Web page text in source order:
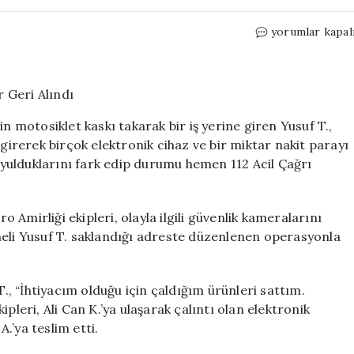
Motosiklet
Alındı
için
yorumlar
motosiklet kaskı takarak bir iş yerine giren Yusuf T.,
birçok elektronik cihaz ve bir miktar nakit parayı
fark edip durumu hemen 112 Acil Çağrı
Amirliği ekipleri, olayla ilgili güvenlik kameralarını
Yusuf T. saklandığı adreste düzenlenen operasyonla
“İhtiyacım olduğu için çaldığım ürünleri sattım.
Ali Can K.’ya ulaşarak çalıntı olan elektronik
teslim etti.